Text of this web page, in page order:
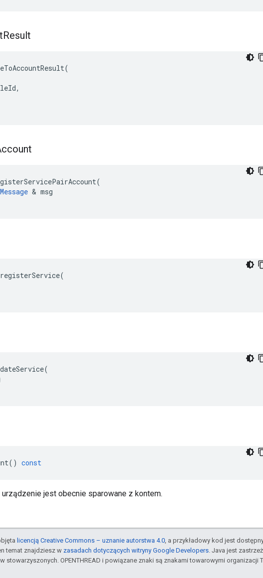
Result
& msg
(
() const
jest obecnie sparowane z kontem.
licencją Creative Commons – uznanie autorstwa 4.0, a przykładowy kod jest
temat znajdziesz w zasadach dotyczących witryny Google Developers. Java jest
OPENTHREAD i powiązane znaki są znakami towarowymi organizacji